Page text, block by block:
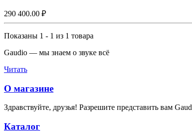
290 400.00 ₽
Показаны 1 - 1 из 1 товара
Gaudio — мы знаем о звуке всё
Читать
О магазине
Здравствуйте, друзья! Разрешите представить вам
Каталог